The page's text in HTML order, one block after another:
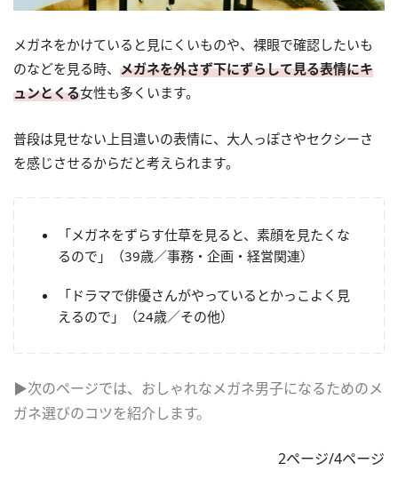
メガネをかけていると見にくいものや、裸眼で確認したいも
のなどを見る時、 メガネを外さず下にずらして見る表情にキ
ュンとくる女性も多くいます。
普段は見せない上目遣いの表情に、大人っぽさやセクシーさ
を感じさせるからだと考えられます。
「メガネをずらす仕草を見ると、素顔を見たくな
るので」（39歳／事務・企画・経営関連）
「ドラマで俳優さんがやっているとかっこよく見
えるので」（24歳／その他）
▶次のページでは、おしゃれなメガネ男子になるためのメ
ガネ選びのコツを紹介します。
2ページ/4ページ